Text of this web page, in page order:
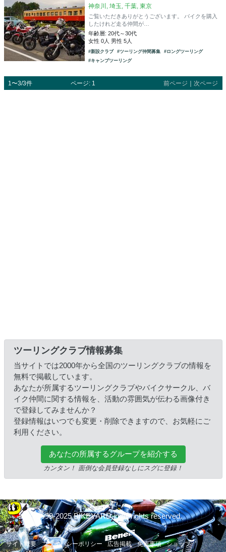
神奈川, 埼玉, 千葉, 東京
ご覧いただきありがとうございます。 バイクを購入
したけれど走る仲間が…
年齢層: 20代～30代
女性 0人 男性 5人
#新設クラブ #ツーリング仲間募集
#ロングツーリング
#キャンプツーリング
1〜3/3件 ページ: 1 前ページ ｜ 次ページ
ツーリングクラブ情報募集
当サイトでは2000年から全国のツーリングクラブの情報を
無料で掲載しています。
あなたが所属するツーリングクラブやバイクサークル、バ
イク仲間に関する情報を、活動の雰囲気が伝わる画像付き
で登録してみませんか？
登録情報はいつでも変更・削除できますので、お気軽にご
利用ください。
あなたの所属するグループを紹介する
カンタン！ 面倒な会員登録なしにスグに登録！
© 1999-2025 BIKEYARD.jp All rights reserved.
サイト概要 プライバシーポリシー 広告掲載 免責事項
ショップ